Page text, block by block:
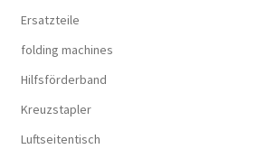
Ersatzteile
folding machines
Hilfsförderband
Kreuzstapler
Luftseitentisch